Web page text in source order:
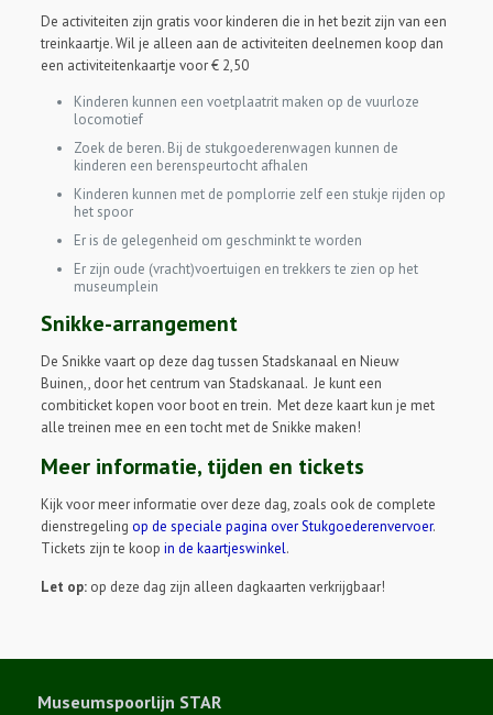
De activiteiten zijn gratis voor kinderen die in het bezit zijn van een
treinkaartje. Wil je alleen aan de activiteiten deelnemen koop dan
een activiteitenkaartje voor € 2,50
Kinderen kunnen een voetplaatrit maken op de vuurloze
locomotief
Zoek de beren. Bij de stukgoederenwagen kunnen de
kinderen een berenspeurtocht afhalen
Kinderen kunnen met de pomplorrie zelf een stukje rijden op
het spoor
Er is de gelegenheid om geschminkt te worden
Er zijn oude (vracht)voertuigen en trekkers te zien op het
museumplein
Snikke-arrangement
De Snikke vaart op deze dag tussen Stadskanaal en Nieuw
Buinen,, door het centrum van Stadskanaal. Je kunt een
combiticket kopen voor boot en trein. Met deze kaart kun je met
alle treinen mee en een tocht met de Snikke maken!
Meer informatie, tijden en tickets
Kijk voor meer informatie over deze dag, zoals ook de complete
dienstregelingop de speciale pagina over Stukgoederenvervoer.
Tickets zijn te koopin de kaartjeswinkel.
Let op: op deze dag zijn alleen dagkaarten verkrijgbaar!
Museumspoorlijn STAR